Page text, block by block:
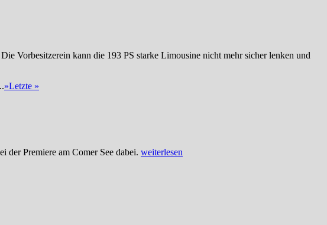
Vorbesitzerein kann die 193 PS starke Limousine nicht mehr sicher lenken und
»Letzte »
Premiere am Comer See dabei. weiterlesen